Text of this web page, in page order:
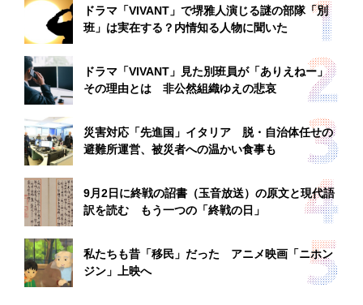
ドラマ「VIVANT」で堺雅人演じる謎の部隊「別
班」は実在する？内情知る人物に聞いた
ドラマ「VIVANT」見た別班員が「ありえねー」
その理由とは 非公然組織ゆえの悲哀
災害対応「先進国」イタリア 脱・自治体任せの
避難所運営、被災者への温かい食事も
9月2日に終戦の詔書（玉音放送）の原文と現代語
訳を読む もう一つの「終戦の日」
私たちも昔「移民」だった アニメ映画「ニホン
ジン」上映へ